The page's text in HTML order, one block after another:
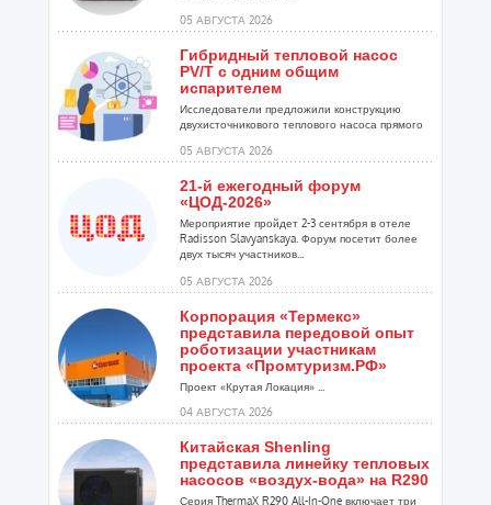
05 АВГУСТА 2026
Гибридный тепловой насос
PV/T с одним общим
испарителем
Исследователи предложили конструкцию
двухисточникового теплового насоса прямого
05 АВГУСТА 2026
21-й ежегодный форум
«ЦОД-2026»
Мероприятие пройдет 2-3 сентября в отеле
Radisson Slavyanskaya. Форум посетит более
двух тысяч участников...
05 АВГУСТА 2026
Корпорация «Термекс»
представила передовой опыт
роботизации участникам
проекта «Промтуризм.РФ»
Проект «Крутая Локация» ...
04 АВГУСТА 2026
Китайская Shenling
представила линейку тепловых
насосов «воздух-вода» на R290
Серия ThermaX R290 All-In-One включает три